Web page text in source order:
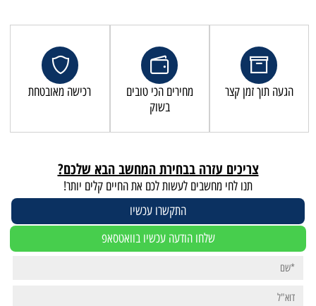
הגעה תוך זמן קצר
מחירים הכי טובים
בשוק
רכישה מאובטחת
צריכים עזרה בבחירת המחשב הבא שלכם?
תנו לחי מחשבים לעשות לכם את החיים קלים יותר!
התקשרו עכשיו
שלחו הודעה עכשיו בוואטסאפ